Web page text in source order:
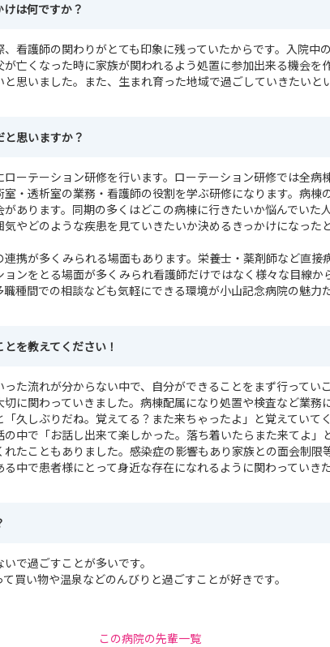
は何ですか？
看護師の関わりがとても印象に残っていたからです。入院中
亡くなった時に家族が関われるよう処置に参加出来る機会を
思いました。また、生まれ育った地域で過ごしていきたいと
と思いますか？
ーテーション研修を行います。ローテーション研修では全病
・透析室の業務・看護師の役割を学ぶ研修になります。病棟
あります。同期の多くはどこの病棟に行きたいか悩んでいた
やどのような疾患を見ていきたいか決めるきっかけになった
携が多くみられる場面もあります。栄養士・薬剤師など直接
ンをとる場面が多くみられ看護師だけではなく様々な目線か
種間での相談なども気軽にできる環境が小山記念病院の魅力
を教えてください！
た流れが分からない中で、自分ができることをまず行ってい
に関わっていきました。病棟配属になり処置や検査など業務
久しぶりだね。覚えてる？また来ちゃったよ」と覚えていて
中で「お話し出来て楽しかった。落ち着いたらまた来てよ」
たこともありました。感染症の影響もあり家族との面会制限
中で患者様にとって身近な存在になれるように関わっていき
で過ごすことが多いです。
買い物や温泉などのんびりと過ごすことが好きです。
この病院の先輩一覧